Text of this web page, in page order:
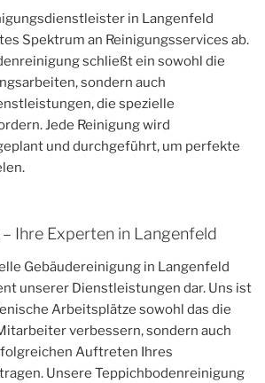
in Langenfeld
Spektrum an Reinigungsservices ab.
schließt ein sowohl die
sondern auch
die spezielle
Jede Reinigung wird
und durchgeführt, um perfekte
Ihre Experten in Langenfeld
Gebäudereinigung in Langenfeld
unserer Dienstleistungen dar. Uns ist
Arbeitsplätze sowohl das die
verbessern, sondern auch
Auftreten Ihres
Unsere Teppichbodenreinigung